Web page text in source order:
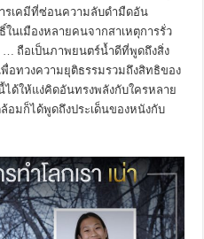
เคมีที่ซ่อนความลับดำมืดอัน
ในเมืองหลายคนจากสาเหตุการรั่ว
ถือเป็นภาพยนตร์น้ำดีที่พูดถึงสิ่ง
อทวงความยุติธรรมรวมถึงสิทธิของ
ด้ให้แง่คิดอันทรงพลังกับใครหลาย
อมก็ได้พูดถึงประเด็นของหนังกับ